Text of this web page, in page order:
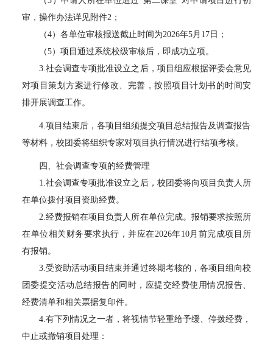
审，操作办法详见附件2；
（4）各单位审核报送截止时间为2026年5月17日；
（5）项目通过系统校级审核后，即成功立项。
3.社会调查专项批准设立之后，项目组应根据评委会意见
对项目策划方案进行修改、完善，按照项目计划书的时间安
排开展调查工作。
4.项目结束后，各项目组须提交项目总结报告及调查报告
等材料，校团委将组织专家对项目执行情况进行结项考核。
四、社会调查专项的经费管理
1.社会调查专项批准设立之后，校团委将向项目负责人所
在单位拨付项目资助经费。
2.经费报销在项目负责人所在单位完成。报销要求按照所
在单位相关财务要求执行，并应在2026年10月前完成项目所
有报销。
3.受资助活动项目结束并通过终期考核的，各项目组向校
团委提交活动总结报告的同时，应提交经费使用情况报告、
经费清单和相关票据复印件。
4.有下列情况之一者，将视情节轻重给予缓、停拨经费，
中止或撤销项目处理：